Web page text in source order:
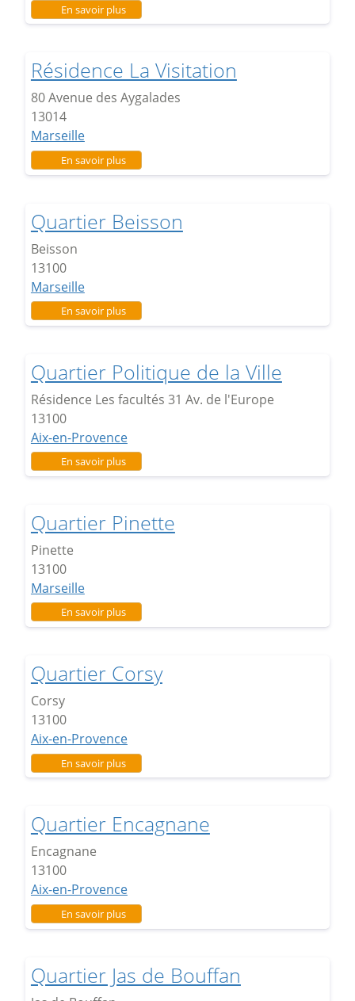
En savoir plussur Résidence Bassens
Résidence La Visitation
80 Avenue des Aygalades
13014
Marseille
En savoir plussur Résidence La Visitation
Quartier Beisson
Beisson
13100
Marseille
En savoir plussur Quartier Beisson
Quartier Politique de la Ville
Résidence Les facultés 31 Av. de l'Europe
13100
Aix-en-Provence
En savoir plussur Quartier Politique de la Ville
Quartier Pinette
Pinette
13100
Marseille
En savoir plussur Quartier Pinette
Quartier Corsy
Corsy
13100
Aix-en-Provence
En savoir plussur Quartier Corsy
Quartier Encagnane
Encagnane
13100
Aix-en-Provence
En savoir plussur Quartier Encagnane
Quartier Jas de Bouffan